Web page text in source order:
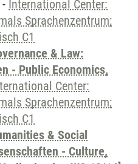
- International Center:
Sprachenzentrum;
C1
& Law:
- Public Economics,
Center:
Sprachenzentrum;
C1
& Social
- Culture,